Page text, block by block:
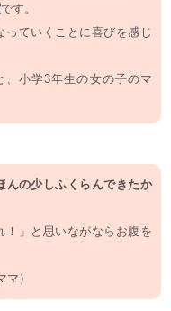
です。
っていくことに喜びを感じ
、小学3年生の女の子のマ
んの少しふくらんできたか
！」と思いながならお腹を
マ）